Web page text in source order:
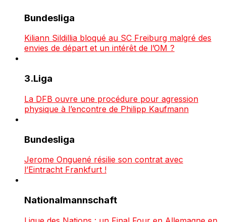
Bundesliga
Kiliann Sildillia bloqué au SC Freiburg malgré des
envies de départ et un intérêt de l’OM ?
3.Liga
La DFB ouvre une procédure pour agression
physique à l’encontre de Philipp Kaufmann
Bundesliga
Jerome Onguené résilie son contrat avec
l’Eintracht Frankfurt !
Nationalmannschaft